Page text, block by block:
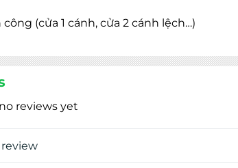
công (cửa 1 cánh, cửa 2 cánh lệch…)
reviews yet